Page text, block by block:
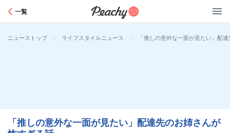
一覧
ニューストップ > ライフスタイルニュース > 「推しの意外な一面が見たい」配
「推しの意外な一面が見たい」配達先のお姉さんが